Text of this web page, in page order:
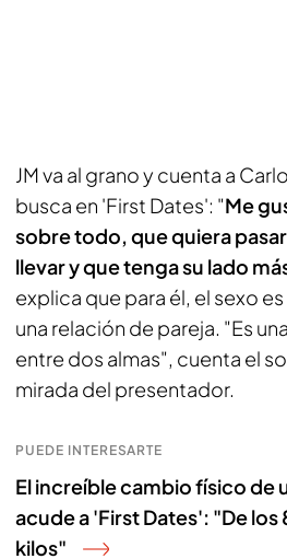
JM va al grano y cuenta a
busca en 'First Dates': "Me
sobre todo, que quiera
llevar y que tenga su lado
explica que para él, el sexo
una relación de pareja. "Es
entre dos almas", cuenta el
mirada del presentador.
PUEDE INTERESARTE
El increíble cambio físico de
acude a 'First Dates': "De los
kilos"